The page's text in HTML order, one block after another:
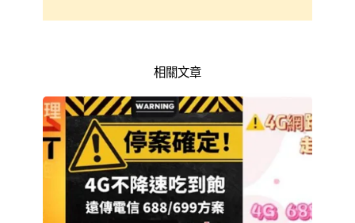
相關文章